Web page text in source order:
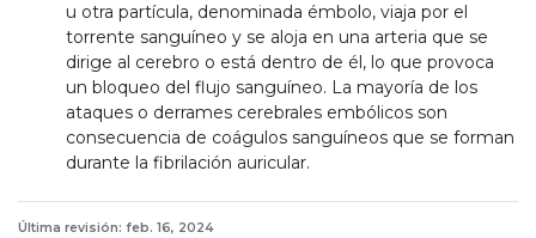
u otra partícula, denominada émbolo, viaja por el
torrente sanguíneo y se aloja en una arteria que se
dirige al cerebro o está dentro de él, lo que provoca
un bloqueo del flujo sanguíneo. La mayoría de los
ataques o derrames cerebrales embólicos son
consecuencia de coágulos sanguíneos que se forman
durante la fibrilación auricular.
Última revisión: feb. 16, 2024